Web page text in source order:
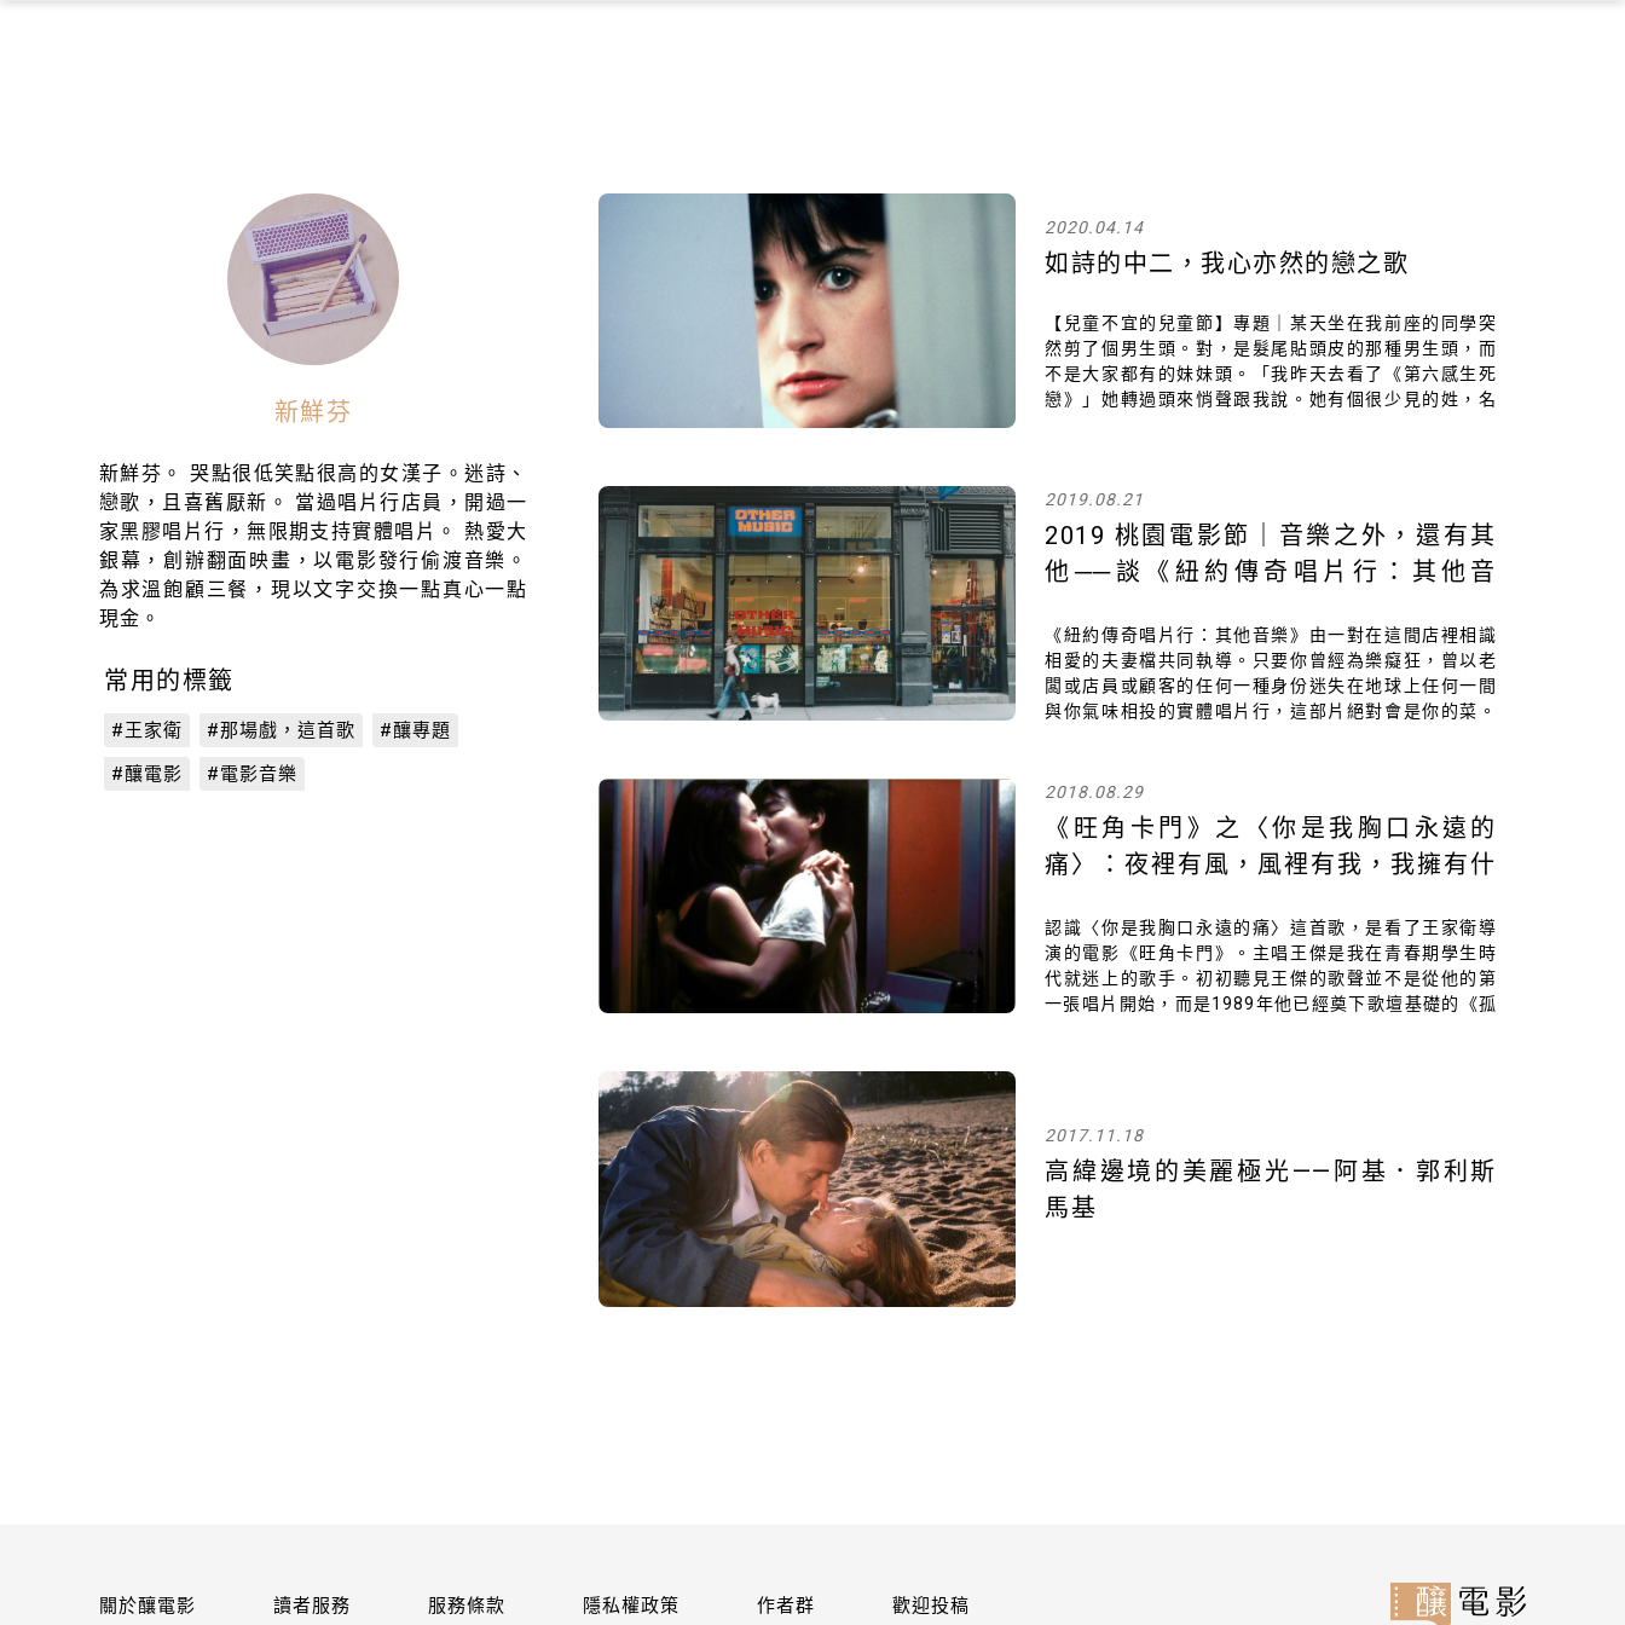
新鮮芬
新鮮芬。 哭點很低笑點很高的女漢子。迷詩、
戀歌，且喜舊厭新。 當過唱片行店員，開過一
家黑膠唱片行，無限期支持實體唱片。 熱愛大
銀幕，創辦翻面映畫，以電影發行偷渡音樂。
為求溫飽顧三餐，現以文字交換一點真心一點
現金。
常用的標籤
#王家衛 #那場戲，這首歌
#釀專題
#釀電影
#電影音樂
2020.04.14
如詩的中二，我心亦然的戀之歌
【兒童不宜的兒童節】專題｜某天坐在我前座的同學突
然剪了個男生頭。對，是髮尾貼頭皮的那種男生頭，而
不是大家都有的妹妹頭。「我昨天去看了《第六感生死
戀》」她轉過頭來悄聲跟我說。她有個很少見的姓，名
2019.08.21
2019 桃園電影節｜音樂之外，還有其
他──談《紐約傳奇唱片行：其他音
《紐約傳奇唱片行：其他音樂》由一對在這間店裡相識
相愛的夫妻檔共同執導。只要你曾經為樂癡狂，曾以老
闆或店員或顧客的任何一種身份迷失在地球上任何一間
與你氣味相投的實體唱片行，這部片絕對會是你的菜。
不同。
2018.08.29
《旺角卡門》之〈你是我胸口永遠的
痛〉：夜裡有風，風裡有我，我擁有什
認識〈你是我胸口永遠的痛〉這首歌，是看了王家衛導
演的電影《旺角卡門》。主唱王傑是我在青春期學生時
代就迷上的歌手。初初聽見王傑的歌聲並不是從他的第
一張唱片開始，而是1989年他已經奠下歌壇基礎的《孤
2017.11.18
高緯邊境的美麗極光——阿基．郭利斯
馬基
關於釀電影 讀者服務 服務條款 隱私權政策 作者群 歡迎投稿
關閉